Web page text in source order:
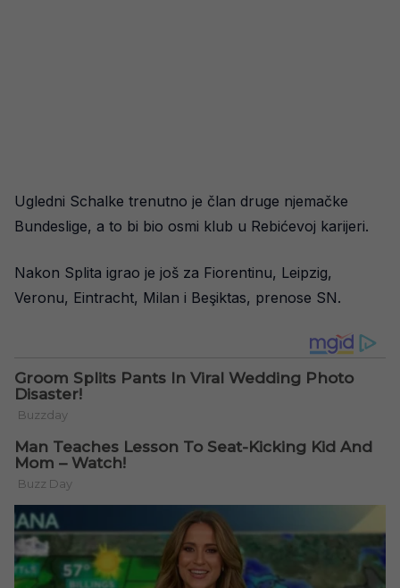
Ugledni Schalke trenutno je član druge njemačke
Bundeslige, a to bi bio osmi klub u Rebićevoj karijeri.
Nakon Splita igrao je još za Fiorentinu, Leipzig,
Veronu, Eintracht, Milan i Beşiktas, prenose SN.